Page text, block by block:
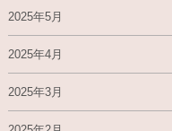
2025年5月
2025年4月
2025年3月